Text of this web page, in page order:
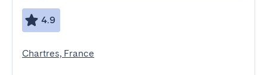
4.9
Chartres, France